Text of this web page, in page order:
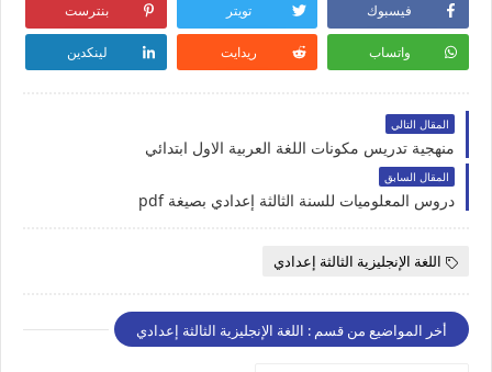
فيسبوك تويتر بنترست
واتساب ريدايت لينكدين
المقال التالي
منهجية تدريس مكونات اللغة العربية الاول ابتدائي
المقال السابق
دروس المعلوميات للسنة الثالثة إعدادي بصيغة pdf
اللغة الإنجليزية الثالثة إعدادي
أخر المواضيع من قسم : اللغة الإنجليزية الثالثة إعدادي